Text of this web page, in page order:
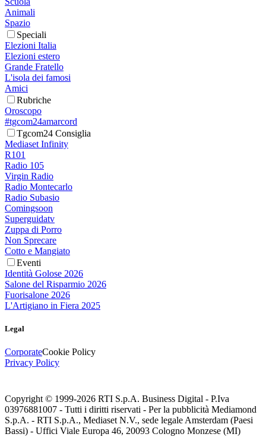
Animali
Spazio
Speciali
Elezioni Italia
Elezioni estero
Grande Fratello
L'isola dei famosi
Amici
Rubriche
Oroscopo
#tgcom24amarcord
Tgcom24 Consiglia
Mediaset Infinity
R101
Radio 105
Virgin Radio
Radio Montecarlo
Radio Subasio
Comingsoon
Superguidatv
Zuppa di Porro
Non Sprecare
Cotto e Mangiato
Eventi
Identità Golose 2026
Salone del Risparmio 2026
Fuorisalone 2026
L'Artigiano in Fiera 2025
Legal
CorporateCookie Policy
Privacy Policy
Copyright © 1999-2026 RTI S.p.A. Business Digital - P.Iva
03976881007 - Tutti i diritti riservati - Per la pubblicità Mediamond
S.p.A. - RTI S.p.A., Mediaset N.V., sede legale Amsterdam (Paesi
Bassi) - Uffici Viale Europa 46, 20093 Cologno Monzese (MI)